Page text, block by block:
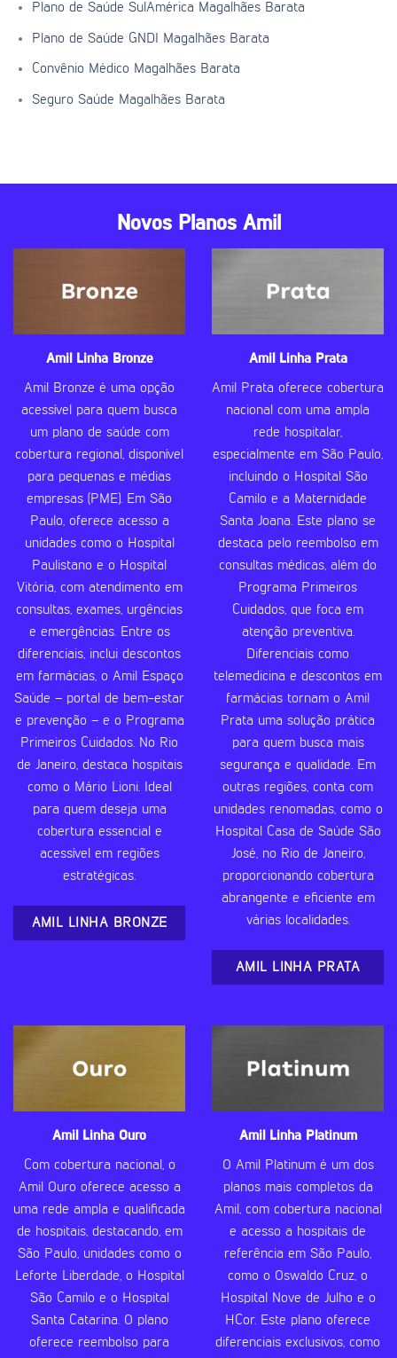
Plano de Saúde SulAmérica Magalhães Barata
Plano de Saúde GNDI Magalhães Barata
Convênio Médico Magalhães Barata
Seguro Saúde Magalhães Barata
Novos Planos Amil
Amil Linha Bronze
Amil Bronze é uma opção
acessível para quem busca
um plano de saúde com
cobertura regional, disponível
para pequenas e médias
empresas (PME). Em São
Paulo, oferece acesso a
unidades como o Hospital
Paulistano e o Hospital
Vitória, com atendimento em
consultas, exames, urgências
e emergências. Entre os
diferenciais, inclui descontos
em farmácias, o Amil Espaço
Saúde – portal de bem-estar
e prevenção – e o Programa
Primeiros Cuidados. No Rio
de Janeiro, destaca hospitais
como o Mário Lioni. Ideal
para quem deseja uma
cobertura essencial e
acessível em regiões
estratégicas.
AMIL LINHA BRONZE
Amil Linha Prata
Amil Prata oferece cobertura
nacional com uma ampla
rede hospitalar,
especialmente em São Paulo,
incluindo o Hospital São
Camilo e a Maternidade
Santa Joana. Este plano se
destaca pelo reembolso em
consultas médicas, além do
Programa Primeiros
Cuidados, que foca em
atenção preventiva.
Diferenciais como
telemedicina e descontos em
farmácias tornam o Amil
Prata uma solução prática
para quem busca mais
segurança e qualidade. Em
outras regiões, conta com
unidades renomadas, como o
Hospital Casa de Saúde São
José, no Rio de Janeiro,
proporcionando cobertura
abrangente e eficiente em
várias localidades.
AMIL LINHA PRATA
Amil Linha Ouro
Com cobertura nacional, o
Amil Ouro oferece acesso a
uma rede ampla e qualificada
de hospitais, destacando, em
São Paulo, unidades como o
Leforte Liberdade, o Hospital
São Camilo e o Hospital
Santa Catarina. O plano
oferece reembolso para
Amil Linha Platinum
O Amil Platinum é um dos
planos mais completos da
Amil, com cobertura nacional
e acesso a hospitais de
referência em São Paulo,
como o Oswaldo Cruz, o
Hospital Nove de Julho e o
HCor. Este plano oferece
diferenciais exclusivos, como